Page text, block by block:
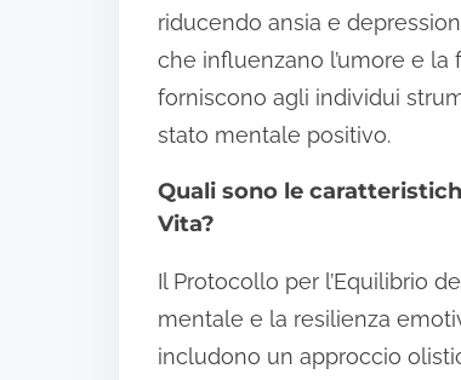
riducendo ansia e
che influenzano l’umore e
forniscono agli individui
stato mentale positivo.
Quali sono le
Vita?
Il Protocollo per l’Equilibrio
mentale e la resilienza
includono un approccio